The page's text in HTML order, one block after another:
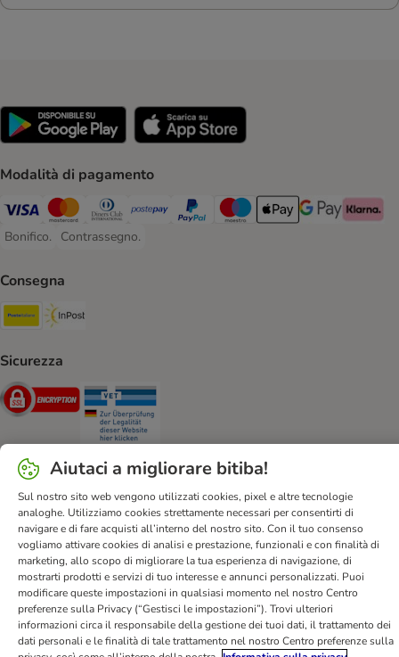
Modalità di pagamento
Visa. Payment Method
Mastercard. Payment Method
Diners Club. Payment Method
Postepay. Payment Method
PayPal. Payment Method
Maestro. Payment Method
Apple pay. Payment
Google Pay
Klarna
Bonifico.
Bonifico. Payment Method
Contrassegno.
Contrassegno. Payment Method
Consegna
Poste Italiane. Shipping Method
Sicurezza
Security
Aiuto & FAQ Servizio Clienti
Atto sui servizi digitali
Condizioni di vendita
Informazioni legali
Privacy
Newsletter
Spese e tempi di consegna
Metodi di Pagamento
Modulo tipo di recesso
Disposizioni ambientali & smaltimento
Opt-out
Programma fedeltà
Sconti & Vantaggi
Dichiarazione di accessibilità
Aiutaci a migliorare bitiba!
Sul nostro sito web vengono utilizzati cookies, pixel e altre tecnologie
analoghe. Utilizziamo cookies strettamente necessari per consentirti di
navigare e di fare acquisti all’interno del nostro sito. Con il tuo consenso
vogliamo attivare cookies di analisi e prestazione, funzionali e con finalità di
marketing, allo scopo di migliorare la tua esperienza di navigazione, di
mostrarti prodotti e servizi di tuo interesse e annunci personalizzati. Puoi
modificare queste impostazioni in qualsiasi momento nel nostro Centro
preferenze sulla Privacy (“Gestisci le impostazioni”). Trovi ulteriori
informazioni circa il responsabile della gestione dei tuoi dati, il trattamento dei
dati personali e le finalità di tale trattamento nel nostro Centro preferenze sulla